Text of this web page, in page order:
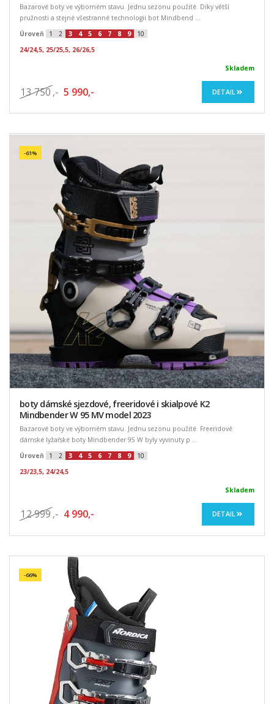
Bazarové boty ve výborném stavu. Jednu sezonu použité. Díky větší
pružnosti a stejné všestranné technologii bot Mindbend ...
Úroveň
1 2 3 4 5 6 7 8 9
10
24/24,5, 25/25,5, 26/26,5
Skladem
13 750 ,- 5 990,- DETAIL
-61%
boty dámské sjezdové, freeridové i skialpové K2
Mindbender W 95 MV model 2023
Bazarové boty ve výborném stavu. Jednu sezonu použité. Freeridové
dámské lyžařské boty Mindbender 95 W byly vyvinuty p ...
Úroveň
1 2 3 4 5 6 7 8 9
10
23/23,5, 24/24,5
Skladem
12 999 ,- 4 990,- DETAIL
-66%